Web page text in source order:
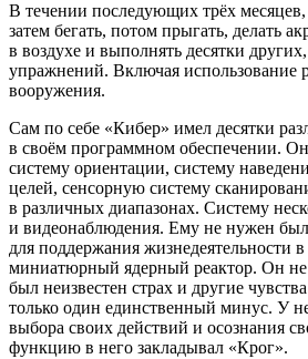
В течении последующих трёх
затем бегать, потом прыгать, делать
в воздухе и выполнять десятки
упражнений. Включая использование
вооружения.
Сам по себе «Кибер» имел десятки
в своём программном обеспечении.
систему ориентации, систему
целей, сенсорную систему
в различных диапазонах. Систему
и видеонаблюдения. Ему не нужен
для поддержания жизнедеятельности
миниатюрный ядерный реактор. Он не
был неизвестен страх и другие
только один единственный минус. У
выбора своих действий и осознания
функцию в него закладывал «Крог».